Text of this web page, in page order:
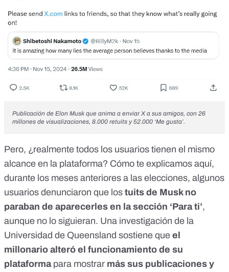
Publicación de Elon Musk que anima a enviar X a sus amigos, con 26
millones de visualizaciones, 8.000 retuits y 52.000 ‘Me gusta’.
Pero, ¿realmente todos los usuarios tienen el mismo
alcance en la plataforma? Cómo te explicamos aquí,
durante los meses anteriores a las elecciones, algunos
usuarios denunciaron que los tuits de Musk no
paraban de aparecerles en la sección ‘Para ti’,
aunque no lo siguieran. Una investigación de la
Universidad de Queensland sostiene que el
millonario alteró el funcionamiento de su
plataforma para mostrar más sus publicaciones y